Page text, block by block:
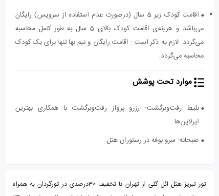
اقامت کودک زیر 5 سال (درصورت عدم استفاده از سرویس) رایگان
می‌باشد و هزینه‌ی اقامت کودک بالای 5 سال به طور کامل محاسبه
می‌گردد. لازم به ذکر است : اقامت رایگان و نیم بها تنها برای یک کودک
محاسبه می‌گردد.
موارد تحت پوشش
بلیط رفت‌و‌برگشت: رزرو پرواز رفت‌و‌برگشت با همکاری بهترین
ایرلاین‌ها
صبحانه‌: سرو بوفه در رستوران هتل
تور تبریز هتل ائل گلی از تهران با تخفیف 30درصدی در تورگردان به همراه